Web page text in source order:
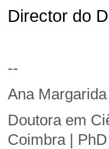
Director do
--
Ana
Doutora em
Coimbra |